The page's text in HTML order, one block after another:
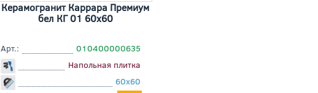
Керамогранит Каррара Премиум
бел КГ 01 60x60
Арт.:
010400000635
Напольная плитка
60x60